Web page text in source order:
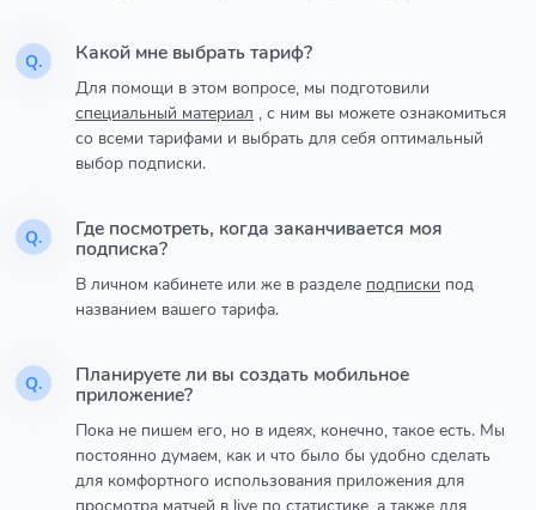
Q. Какой мне выбрать тариф?
Для помощи в этом вопросе, мы подготовили
специальный материал , с ним вы можете ознакомиться
со всеми тарифами и выбрать для себя оптимальный
выбор подписки.
Q. Где посмотреть, когда заканчивается моя
подписка?
В личном кабинете или же в разделе подписки под
названием вашего тарифа.
Q. Планируете ли вы создать мобильное
приложение?
Пока не пишем его, но в идеях, конечно, такое есть. Мы
постоянно думаем, как и что было бы удобно сделать
для комфортного использования приложения для
просмотра матчей в live по статистике, а также для